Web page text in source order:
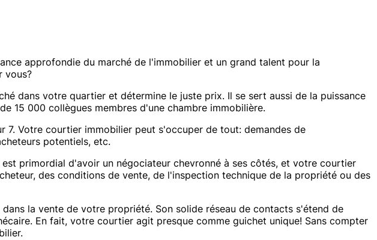
approfondie du marché de l'immobilier et un grand talent pour la
vous?
dans votre quartier et détermine le juste prix. Il se sert aussi de la puissance
15 000 collègues membres d'une chambre immobilière.
Votre courtier immobilier peut s'occuper de tout: demandes de
potentiels, etc.
primordial d'avoir un négociateur chevronné à ses côtés, et votre courtier
des conditions de vente, de l'inspection technique de la propriété ou des
la vente de votre propriété. Son solide réseau de contacts s'étend de
En fait, votre courtier agit presque comme guichet unique! Sans compter